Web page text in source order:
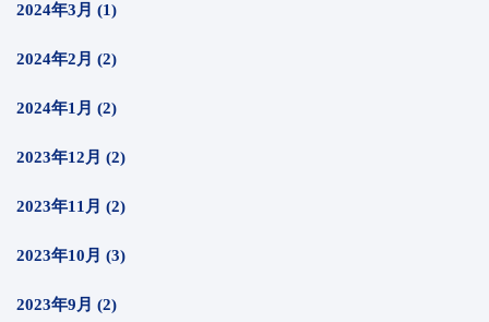
2024年3月 (1)
2024年2月 (2)
2024年1月 (2)
2023年12月 (2)
2023年11月 (2)
2023年10月 (3)
2023年9月 (2)